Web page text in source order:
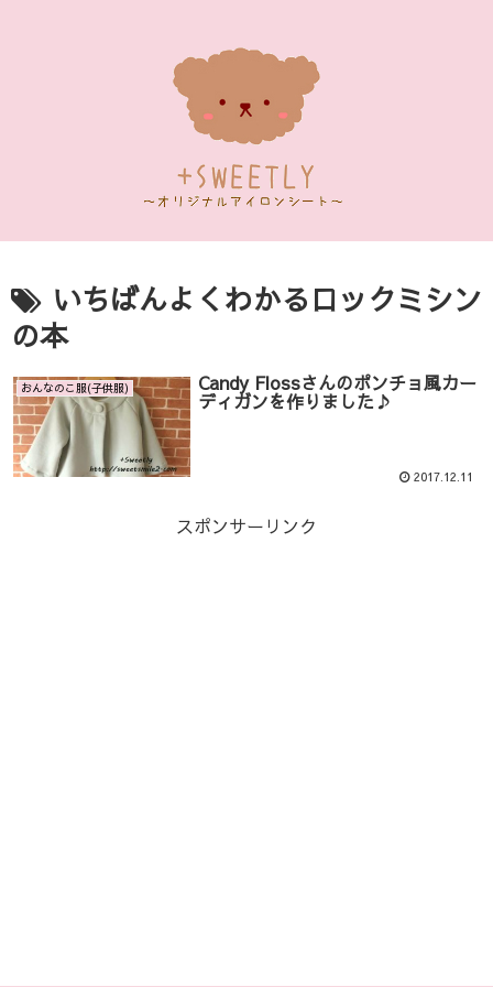
いちばんよくわかるロックミシン
の本
おんなのこ服(子供服) Candy Flossさんのポンチョ風カー
ディガンを作りました♪
2017.12.11
スポンサーリンク